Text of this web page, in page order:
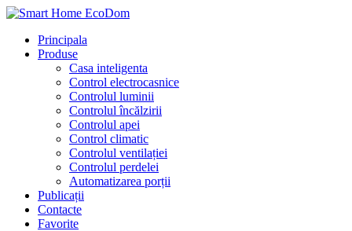
Principala
Produse
Casa inteligenta
Control electrocasnice
Controlul luminii
Controlul încălzirii
Controlul apei
Control climatic
Controlul ventilației
Сontrolul perdelei
Automatizarea porții
Publicații
Contacte
Favorite